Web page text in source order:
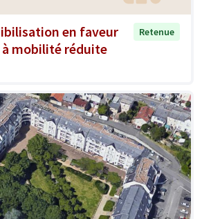
en faveur
à mobilité réduite
Retenue